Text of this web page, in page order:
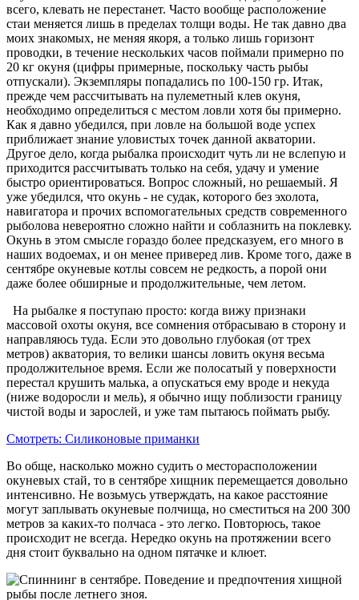
всего, клевать не перестанет. Часто вообще расположение
стаи меняется лишь в пределах толщи воды. Не так давно два
моих знакомых, не меняя якоря, а только лишь горизонт
проводки, в течение нескольких часов поймали примерно по
20 кг окуня (цифры примерные, поскольку часть рыбы
отпускали). Экземпляры попадались по 100-150 гр. Итак,
прежде чем рассчитывать на пулеметный клев окуня,
необходимо определиться с местом ловли хотя бы примерно.
Как я давно убедился, при ловле на большой воде успех
приближает знание уловистых точек данной акватории.
Другое дело, когда рыбалка происходит чуть ли не вслепую и
приходится рассчитывать только на себя, удачу и умение
быстро ориен­тироваться. Вопрос сложный, но решаемый. Я
уже убедился, что окунь - не судак, которого без эхолота,
навигатора и прочих вспомогательных средств современного
рыболова невероятно сложно найти и соблазнить на поклевку.
Окунь в этом смысле гораздо более предсказуем, его много в
наших водоемах, и он менее приверед­ лив. Кроме того, даже в
сентябре окуневые кот­лы совсем не редкость, а порой они
даже более обширные и продолжительные, чем летом.
На рыбалке я поступаю просто: когда вижу признаки
массовой охоты окуня, все сомнения отбрасываю в сторону и
направляюсь туда. Если это довольно глубокая (от трех
метров) акватория, то велики шансы ловить окуня весьма
продолжительное время. Если же полосатый у поверхности
перестал крушить малька, а опускаться ему вроде и некуда
(ниже водоросли и мель), я обычно ищу поблизости границу
чистой воды и зарослей, и уже там пытаюсь поймать рыбу.
Смотреть: Силиконовые приманки
Во­ обще, насколько можно судить о месторасположении
окуневых стай, то в сентябре хищник перемещается довольно
интенсивно. Не возьмусь утверждать, на какое расстояние
могут заплывать окуневые полчища, но сместиться на 200­ 300
метров за каких-то полчаса - это легко. Повторюсь, такое
происходит не всегда. Нередко окунь на протяжении всего
дня стоит буквально на одном пятачке и клюет.